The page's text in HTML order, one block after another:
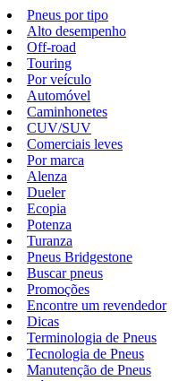
Pneus por tipo
Alto desempenho
Off-road
Touring
Por veículo
Automóvel
Caminhonetes
CUV/SUV
Comerciais leves
Por marca
Alenza
Dueler
Ecopia
Potenza
Turanza
Pneus Bridgestone
Buscar pneus
Promoções
Encontre um revendedor
Dicas
Terminologia de Pneus
Tecnologia de Pneus
Manutenção de Pneus